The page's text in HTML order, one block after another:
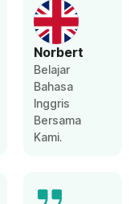
Norbert
Belajar
Bahasa
Inggris
Bersama
Kami.